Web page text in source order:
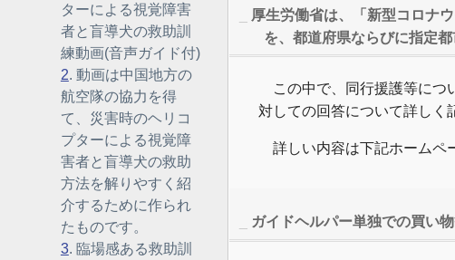
厚生労働省は、「新型コロナ
を、都道府県ならびに指定
この中で、同行援護等につ
対しての回答について詳しく
詳しい内容は下記ホームペ
ガイドヘルパー単独での買い
ターによる視覚障害
者と盲導犬の救助訓
練動画(音声ガイド付)
2. 動画は中国地方の
航空隊の協力を得
て、災害時のヘリコ
プターによる視覚障
害者と盲導犬の救助
方法を解りやすく紹
介するために作られ
たものです。
3. 臨場感ある救助訓